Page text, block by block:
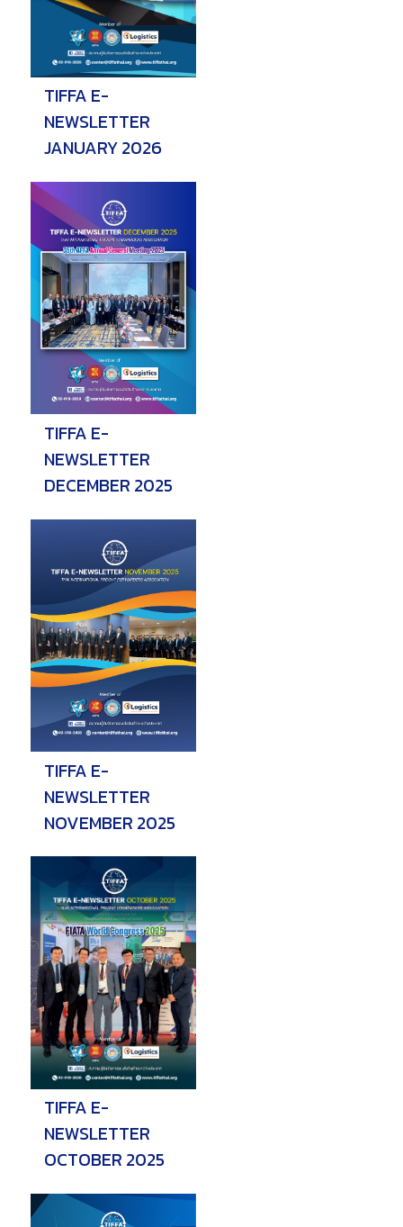
TIFFA E-
NEWSLETTER
JANUARY 2026
TIFFA E-
NEWSLETTER
DECEMBER 2025
TIFFA E-
NEWSLETTER
NOVEMBER 2025
TIFFA E-
NEWSLETTER
OCTOBER 2025